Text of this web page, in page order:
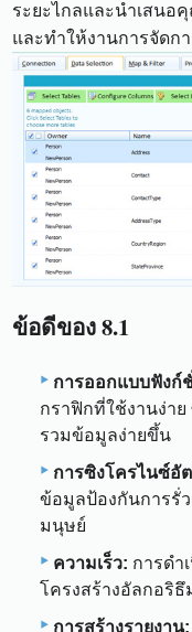
ระยะไกลและนำเสน
และทำให้งานการจัดก
ข้อดีของ 8.1
การออกแบบฟังก์
กราฟิกที่ใช้งานง่าย
รวมข้อมูลง่ายขึ้น
การซิงโครไนซ์อั
ข้อมูลป้องกันการรั่
มนุษย์
ความเร็ว: การดำ
โครงสร้างอัลกอริ
การสร้างรายงาน: